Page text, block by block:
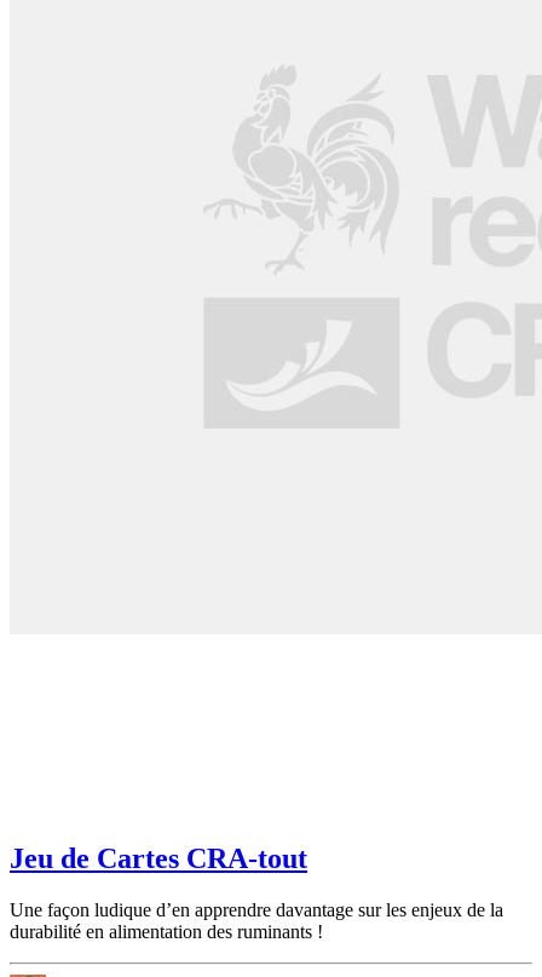
Jeu de Cartes CRA-tout
Une façon ludique d’en apprendre davantage sur les enjeux de la
durabilité en alimentation des ruminants !